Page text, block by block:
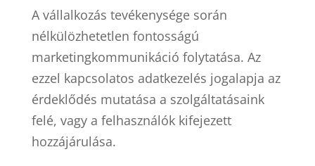
A vállalkozás tevékenysége során
nélkülözhetetlen fontosságú
marketingkommunikáció folytatása. Az
ezzel kapcsolatos adatkezelés jogalapja az
érdeklődés mutatása a szolgáltatásaink
felé, vagy a felhasználók kifejezett
hozzájárulása.